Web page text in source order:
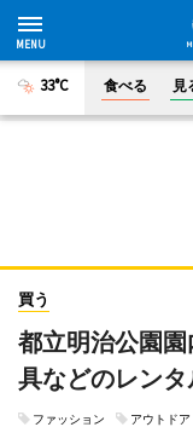
33°C 食べる 見
買う
都立明治公園
具などのレン
ファッション アウトドア